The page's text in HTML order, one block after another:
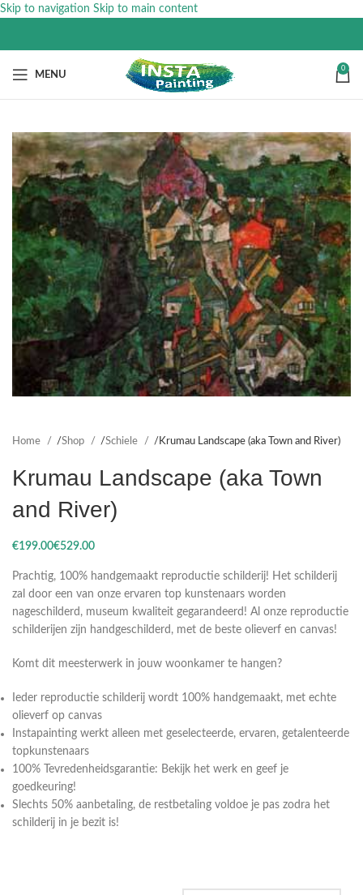
Skip to navigation Skip to main content
MENU
0
Home Shop Schiele Krumau Landscape (aka Town and River)
Krumau Landscape (aka Town
and River)
€ €
Prachtig, 100% handgemaakt reproductie schilderij! Het schilderij
zal door een van onze ervaren top kunstenaars worden
nageschilderd, museum kwaliteit gegarandeerd! Al onze reproductie
schilderijen zijn handgeschilderd, met de beste olieverf en canvas!
Komt dit meesterwerk in jouw woonkamer te hangen?
Ieder reproductie schilderij wordt 100% handgemaakt, met echte
olieverf op canvas
Instapainting werkt alleen met geselecteerde, ervaren, getalenteerde
topkunstenaars
100% Tevredenheidsgarantie: Bekijk het werk en geef je
goedkeuring!
Slechts 50% aanbetaling, de restbetaling voldoe je pas zodra het
schilderij in je bezit is!